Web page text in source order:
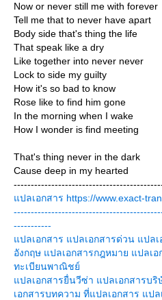
Now or never still me with forever
Tell me that to never have apart
Body side that's thing the life
That speak like a dry
Like together into never never
Lock to side my guilty
How it's so bad to know
Rose like to find him gone
In the morning when I wake
How I wonder is find meeting
That's thing never in the dark
Cause deep in my hearted
ปลเอกสาร https://www.exact-
-----------
ปลเอกสาร ปลเอกสารด่วน ปลเ
อังกฤษ ปลเอกสารกฎหมา ปลเอ
ทะเบียนพาณิชย์
ปลเอกสารยื่นวีซ่า ปลเอกสารบริ
เอกสารบทความ ที่แปลเอกสาร ปล